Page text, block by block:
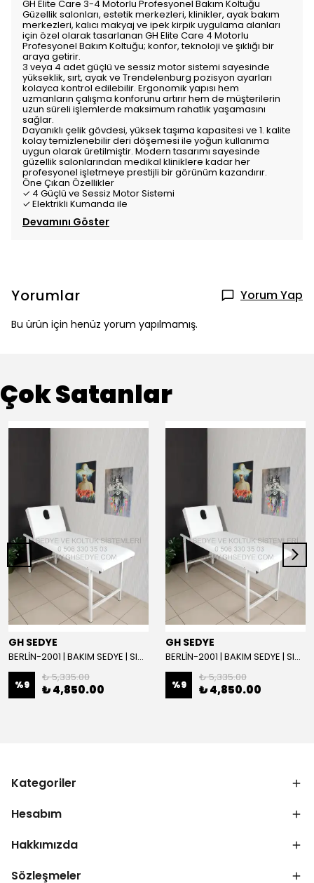
GH Elite Care 3-4 Motorlu Profesyonel Bakım Koltuğu
Güzellik salonları, estetik merkezleri, klinikler, ayak bakım
merkezleri, kalıcı makyaj ve ipek kirpik uygulama alanları
için özel olarak tasarlanan GH Elite Care 4 Motorlu
Profesyonel Bakım Koltuğu; konfor, teknoloji ve şıklığı bir
araya getirir.
3 veya 4 adet güçlü ve sessiz motor sistemi sayesinde
yükseklik, sırt, ayak ve Trendelenburg pozisyon ayarları
kolayca kontrol edilebilir. Ergonomik yapısı hem
uzmanların çalışma konforunu artırır hem de müşterilerin
uzun süreli işlemlerde maksimum rahatlık yaşamasını
sağlar.
Dayanıklı çelik gövdesi, yüksek taşıma kapasitesi ve 1. kalite
kolay temizlenebilir deri döşemesi ile yoğun kullanıma
uygun olarak üretilmiştir. Modern tasarımı sayesinde
güzellik salonlarından medikal kliniklere kadar her
profesyonel işletmeye prestijli bir görünüm kazandırır.
Öne Çıkan Özellikler
✓ 4 Güçlü ve Sessiz Motor Sistemi
✓ Elektrikli Kumanda ile
Devamını Göster
Yorumlar Yorum Yap
Bu ürün için henüz yorum yapılmamış.
Çok Satanlar
GH SEDYE
BERLİN-2001 | BAKIM SEDYE | SIRT AYARLI | BEYAZ
%9
₺ 5,335.00
₺ 4,850.00
GH SEDYE
BERLİN-2001 | BAKIM SEDYE | SIRT AYARLI
%9
₺ 5,335.00
₺ 4,850.00
Kategoriler
Hesabım
Hakkımızda
Sözleşmeler